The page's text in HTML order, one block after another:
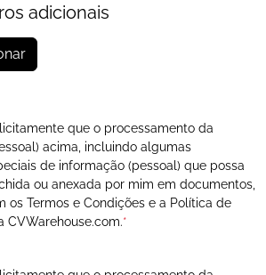
adicionais
que o processamento da
acima, incluindo algumas
de informação (pessoal) que possa
ou anexada por mim em documentos,
os Termos e Condições e a Política de
CVWarehouse.com.*